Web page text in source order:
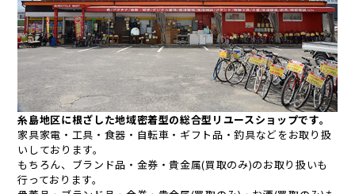
糸島地区に根ざした地域密着型の総合型リユースショップです。
家具家電・工具・食器・自転車・ギフト品・釣具などをお取り扱
いしております。
もちろん、ブランド品・金券・貴金属(買取のみ)のお取り扱いも
行っております。